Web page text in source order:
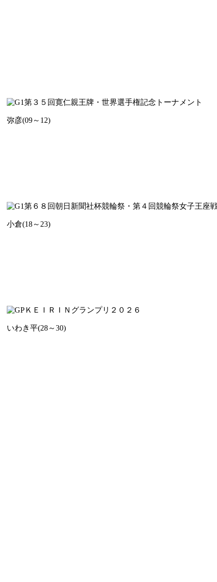
第３５回寛仁親王牌・世界選手権記念トーナメント
弥彦(09～12)
第６８回朝日新聞社杯競輪祭・第４回競輪祭女子王座
小倉(18～23)
ＫＥＩＲＩＮグランプリ２０２６
いわき平(28～30)